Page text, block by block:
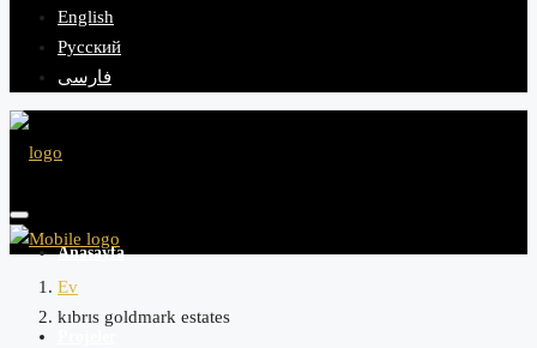
English
Русский
فارسی
Anasayfa
Ev
kıbrıs goldmark estates